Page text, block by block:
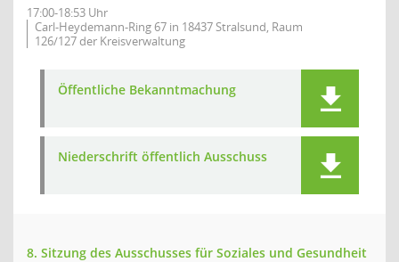
17:00-18:53 Uhr
Carl-Heydemann-Ring 67 in 18437 Stralsund, Raum
126/127 der Kreisverwaltung
Öffentliche Bekanntmachung
Niederschrift öffentlich Ausschuss
8. Sitzung des Ausschusses für Soziales und Gesundheit